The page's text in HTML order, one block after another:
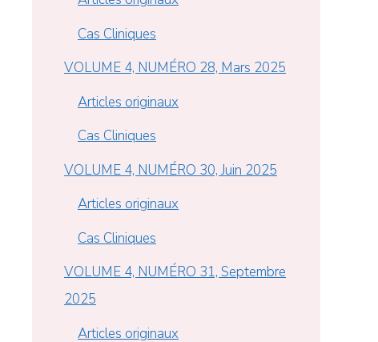
Cas Cliniques
VOLUME 4, NUMÉRO 28, Mars 2025
Articles originaux
Cas Cliniques
VOLUME 4, NUMÉRO 30, Juin 2025
Articles originaux
Cas Cliniques
VOLUME 4, NUMÉRO 31, Septembre
2025
Articles originaux